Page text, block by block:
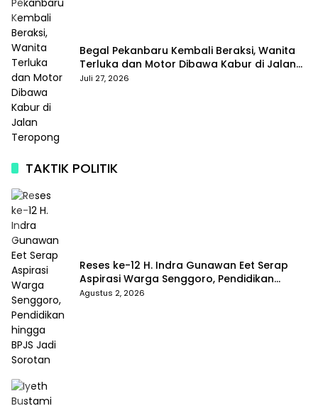
Begal Pekanbaru Kembali Beraksi, Wanita
Terluka dan Motor Dibawa Kabur di Jalan
Teropong
Juli 27, 2026
TAKTIK POLITIK
Reses ke-12 H. Indra Gunawan Eet Serap
Aspirasi Warga Senggoro, Pendidikan
hingga BPJS Jadi Sorotan
Agustus 2, 2026